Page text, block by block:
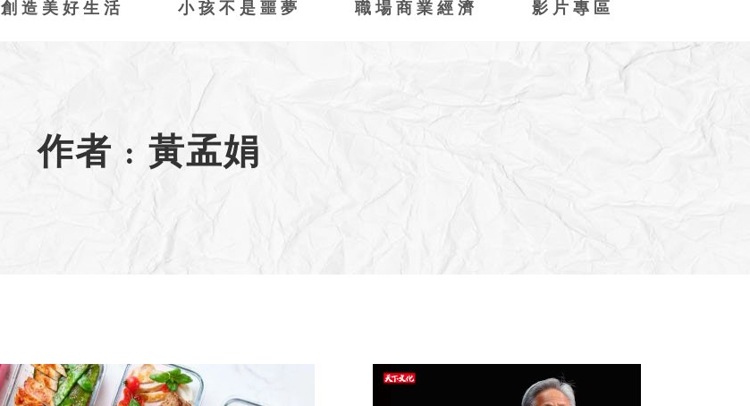
創造美好生活 小孩不是噩夢 職場商業經濟 影片專區
作者 : 黃孟娟